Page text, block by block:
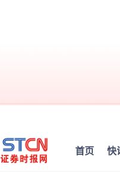
首页 快